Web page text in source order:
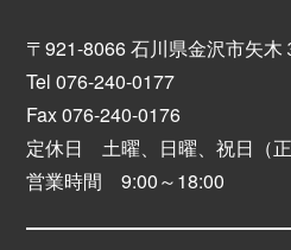
〒921-8066 石川県金沢市矢木
Tel 076-240-0177
Fax 076-240-0176
定休日 土曜、日曜、祝日（正
営業時間 9:00～18:00